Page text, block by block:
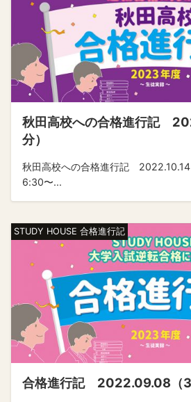
秋田高校への合格進行記
分）
秋田高校への合格進行記 2022.10.14
6:30〜...
STUDY HOUSE 合格進行記
合格進行記 2022.09.08（3